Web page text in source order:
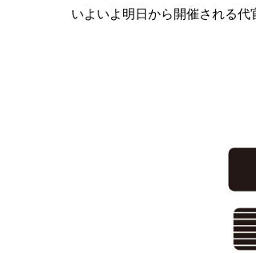
いよいよ明日から開催される代